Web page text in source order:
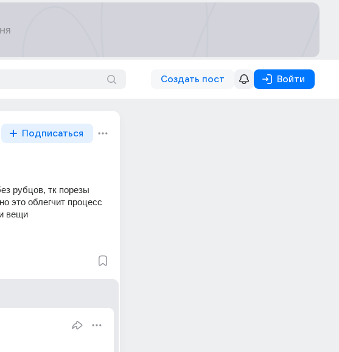
Создать пост Войти
Подписаться
рубцов, тк порезы
это облегчит процесс
вещи